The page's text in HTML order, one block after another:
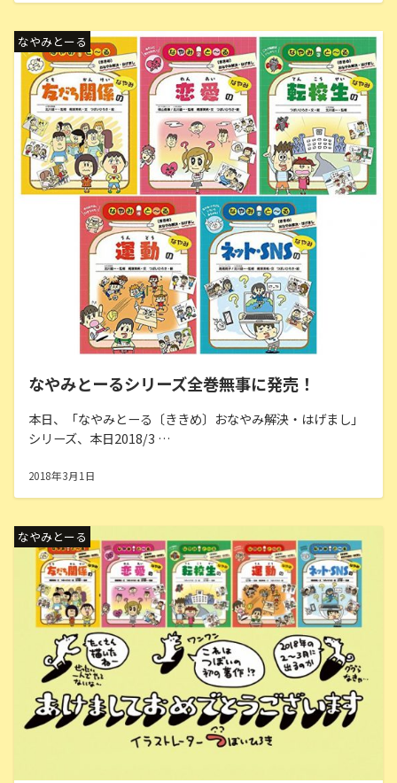
なやみとーる
なやみとーるシリーズ全巻無事に発売！
本日、「なやみとーる〔ききめ〕おなやみ解決・はげまし」
シリーズ、本日2018/3 …
2018年3月1日
なやみとーる